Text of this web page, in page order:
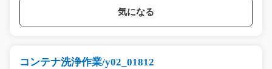
気になる
コンテナ洗浄作業/y02_01812